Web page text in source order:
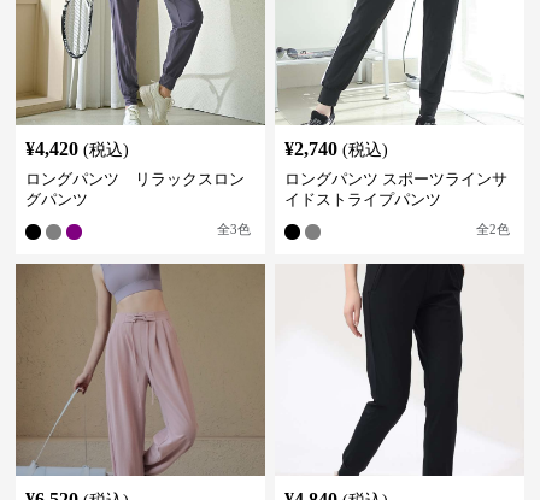
¥4,420 (税込)
ロングパンツ リラックスロン
グパンツ
全3色
¥2,740 (税込)
ロングパンツ スポーツラインサ
イドストライプパンツ
全2色